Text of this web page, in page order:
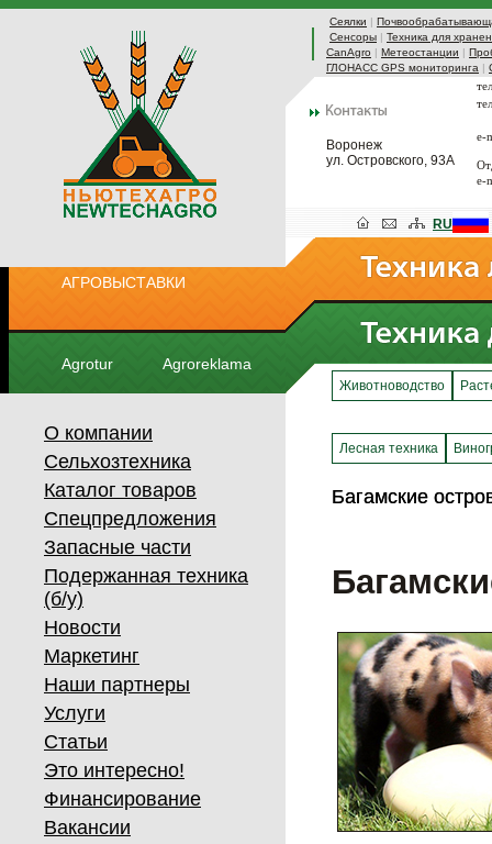
Сеялки |
Сенсоры | Техника для
CanAgro | Метеостанции |
ГЛОНАСС GPS мониторинга |
Воронеж
ул. Островского, 93А
e-
e-
АГРОВЫСТАВКИ
Agrotur Agroreklama
RU
О компании
Сельхозтехника
Каталог товаров
Спецпредложения
Запасные части
Подержанная техника
(б/у)
Новости
Маркетинг
Наши партнеры
Услуги
Статьи
Это интересно!
Финансирование
Вакансии
Животноводство
Лесная техника
Багамские
Багамские